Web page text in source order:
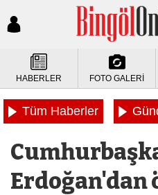
HABERLER FOTO GALERİ
Tüm Haberler
Erdoğan'dan